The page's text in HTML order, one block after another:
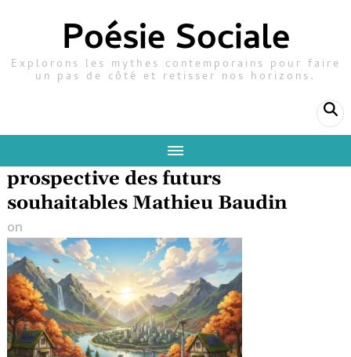
Poésie Sociale
Explorons les mythes contemporains pour faire
un pas de côté et retisser nos horizons.
prospective des futurs
souhaitables Mathieu Baudin
on